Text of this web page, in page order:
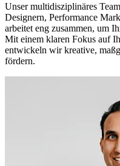
Unser multidisziplinäres
Designern, Performance
arbeitet eng zusammen, um
Mit einem klaren Fokus auf
entwickeln wir kreative,
fördern.